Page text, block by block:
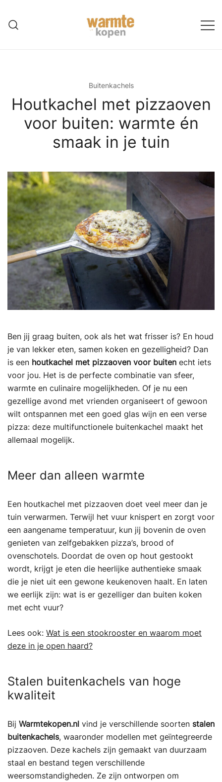
naar
Buitenkachels
Houtkachel met pizzaoven
voor buiten: warmte én
smaak in je tuin
Ben jij graag buiten, ook als het wat frisser is? En houd
je van lekker eten, samen koken en gezelligheid? Dan
is een houtkachel met pizzaoven voor buiten echt iets
voor jou. Het is de perfecte combinatie van sfeer,
warmte en culinaire mogelijkheden. Of je nu een
gezellige avond met vrienden organiseert of gewoon
wilt ontspannen met een goed glas wijn en een verse
pizza: deze multifunctionele buitenkachel maakt het
allemaal mogelijk.
Meer dan alleen warmte
Een houtkachel met pizzaoven doet veel meer dan je
tuin verwarmen. Terwijl het vuur knispert en zorgt voor
een aangename temperatuur, kun jij bovenin de oven
genieten van zelfgebakken pizza’s, brood of
ovenschotels. Doordat de oven op hout gestookt
wordt, krijgt je eten die heerlijke authentieke smaak
die je niet uit een gewone keukenoven haalt. En laten
we eerlijk zijn: wat is er gezelliger dan buiten koken
met echt vuur?
Lees ook: Wat is een stookrooster en waarom moet
deze in je open haard?
Stalen buitenkachels van hoge
kwaliteit
Bij Warmtekopen.nl vind je verschillende soorten stalen
buitenkachels, waaronder modellen met geïntegreerde
pizzaoven. Deze kachels zijn gemaakt van duurzaam
staal en bestand tegen verschillende
weersomstandigheden. Ze zijn ontworpen om